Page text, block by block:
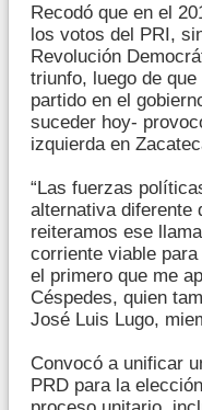
Recodó que en el
los votos del PRI,
Revolución
triunfo, luego de
partido en el
suceder hoy-
izquierda en
“Las fuerzas
alternativa diferente
reiteramos ese
corriente viable
el primero que me
Céspedes, quien
José Luis Lugo,
Convocó a unificar
PRD para la